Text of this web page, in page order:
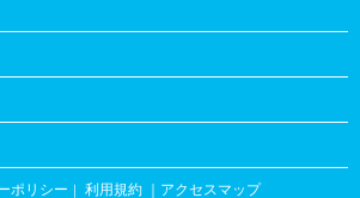
ポリシー ｜ 利用規約 ｜アクセスマップ